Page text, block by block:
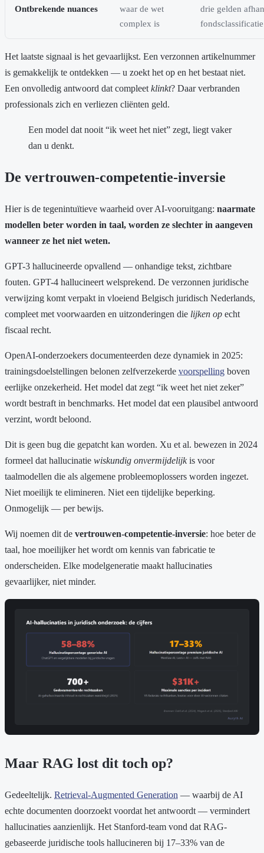
Ontbrekende nuances
waar de wet
complex is
drie gelden
fondsclassificatie
Het laatste signaal is het gevaarlijkst. Een verzonnen artikelnummer
is gemakkelijk te ontdekken — u zoekt het op en het bestaat niet.
Een onvolledig antwoord dat compleet klinkt? Daar verbranden
professionals zich en verliezen cliënten geld.
Een model dat nooit “ik weet het niet” zegt, liegt vaker
dan u denkt.
De vertrouwen-competentie-inversie
Hier is de tegenintuïtieve waarheid over AI-vooruitgang: naarmate
modellen beter worden in taal, worden ze slechter in aangeven
wanneer ze het niet weten.
GPT-3 hallucineerde opvallend — onhandige tekst, zichtbare
fouten. GPT-4 hallucineert welsprekend. De verzonnen juridische
verwijzing komt verpakt in vloeiend Belgisch juridisch Nederlands,
compleet met voorwaarden en uitzonderingen die lijken op echt
fiscaal recht.
OpenAI-onderzoekers documenteerden deze dynamiek in 2025:
trainingsdoelstellingen belonen zelfverzekerde voorspelling boven
eerlijke onzekerheid. Het model dat zegt “ik weet het niet zeker”
wordt bestraft in benchmarks. Het model dat een plausibel antwoord
verzint, wordt beloond.
Dit is geen bug die gepatcht kan worden. Xu et al. bewezen in 2024
formeel dat hallucinatie wiskundig onvermijdelijkis voor
taalmodellen die als algemene probleemoplossers worden ingezet.
Niet moeilijk te elimineren. Niet een tijdelijke beperking.
Onmogelijk — per bewijs.
Wij noemen dit de vertrouwen-competentie-inversie: hoe beter de
taal, hoe moeilijker het wordt om kennis van fabricatie te
onderscheiden. Elke modelgeneratie maakt hallucinaties
gevaarlijker, niet minder.
Maar RAG lost dit toch op?
Gedeeltelijk. Retrieval-Augmented Generation — waarbij de AI
echte documenten doorzoekt voordat het antwoordt — vermindert
hallucinaties aanzienlijk. Het Stanford-team vond dat RAG-
gebaseerde juridische tools hallucineren bij 17–33% van de